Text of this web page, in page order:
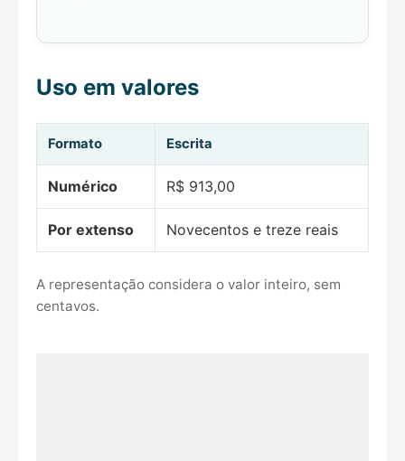
Uso em valores
Formato Escrita
Numérico R$ 913,00
Por extenso Novecentos e treze reais
A representação considera o valor inteiro, sem
centavos.